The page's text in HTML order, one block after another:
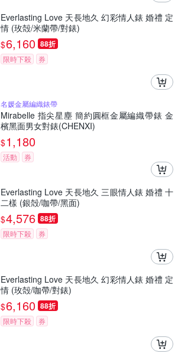
Everlasting Love 天長地久 幻彩情人錶 婚禮 定
情 (玫殻/米蘭帶/對錶)
$6,160 88折
限時下殺 券
名媛金屬編織錶帶
Mirabelle 指尖星塵 簡約圓框金屬編織帶錶 金
檳黑面男女對錶(CHENXI)
$1,180
活動 券
Everlasting Love 天長地久 三眼情人錶 婚禮 十
二樣 (銀殻/咖帶/黑面)
$4,576 88折
限時下殺 券
Everlasting Love 天長地久 幻彩情人錶 婚禮 定
情 (玫殻/咖帶/對錶)
$6,160 88折
限時下殺 券